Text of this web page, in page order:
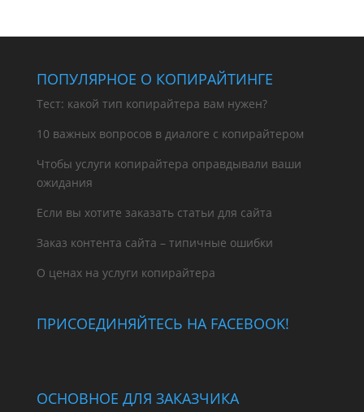
ПОПУЛЯРНОЕ О КОПИРАЙТИНГЕ
Тест: какой тип копирайтера вам нужен?
10 важных вопросов в диалоге с копирайтером
Чтобы услуги копирайтера оправдывали ваши
ожидания
Если вы хотите заказать статьи для сайта
Заказ контента сайта – типичные ошибки
О ценах на услуги копирайтера
ПРИСОЕДИНЯЙТЕСЬ НА FACEBOOK!
ОСНОВНОЕ ДЛЯ ЗАКАЗЧИКА